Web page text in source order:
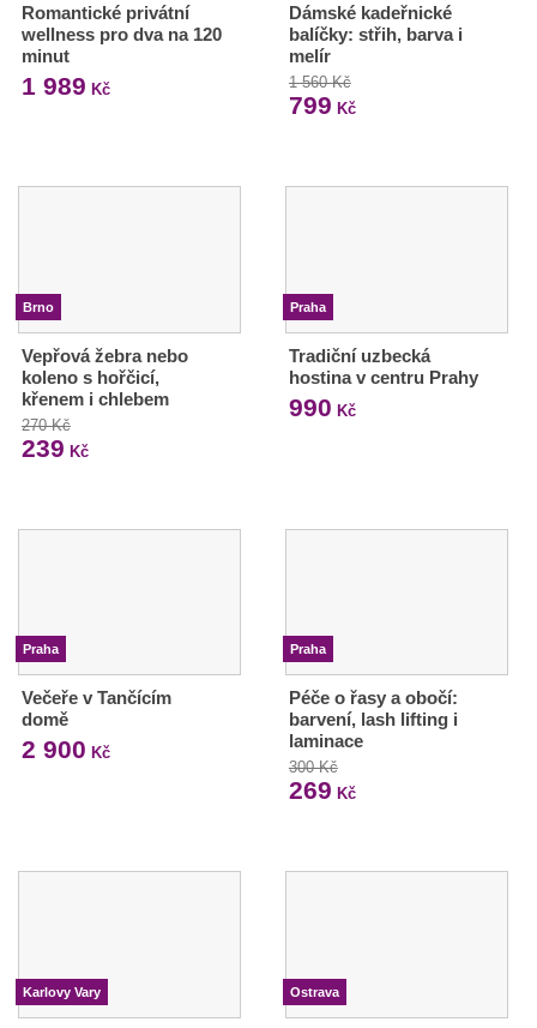
Romantické privátní
wellness pro dva na 120
minut
1 989 Kč
Dámské kadeřnické
balíčky: střih, barva i
melír
1 560 Kč
799 Kč
Brno
Vepřová žebra nebo
koleno s hořčicí,
křenem i chlebem
270 Kč
239 Kč
Praha
Tradiční uzbecká
hostina v centru Prahy
990 Kč
Praha
Večeře v Tančícím
domě
2 900 Kč
Praha
Péče o řasy a obočí:
barvení, lash lifting i
laminace
300 Kč
269 Kč
Karlovy Vary Ostrava